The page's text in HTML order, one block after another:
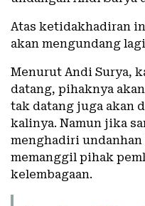
Atas ketidakhadiran
akan mengundang
Menurut Andi Surya,
datang, pihaknya
tak datang juga akan
kalinya. Namun jika
menghadiri undanhan
memanggil pihak
kelembagaan.